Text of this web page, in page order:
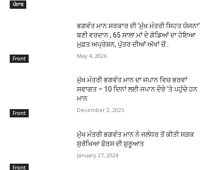
ਪੰਜਾਬ
Front
ਭਗਵੰਤ ਮਾਨ ਸਰਕਾਰ ਦੀ ‘ਮੁੱਖ ਮੰਤਰੀ ਸਿਹਤ ਯੋਜਨਾ’
ਬਣੀ ਵਰਦਾਨ ; 65 ਸਾਲਾ ਮਾਂ ਦੇ ਗੋਡਿਆਂ ਦਾ ਹੋਇਆ
ਮੁਫ਼ਤ ਅਪ੍ਰੇਸ਼ਨ, ਪੁੱਤਰ ਦੀਆਂ ਅੱਖਾਂ ਚੋਂ...
May 4, 2026
Front
ਮੁੱਖ ਮੰਤਰੀ ਭਗਵੰਤ ਮਾਨ ਦਾ ਜਪਾਨ ਵਿਚ ਭਰਵਾਂ
ਸਵਾਗਤ – 10 ਦਿਨਾਂ ਲਈ ਜਪਾਨ ਦੌਰੇ ’ਤੇ ਪਹੁੰਚੇ ਹਨ
ਮਾਨ
December 2, 2025
Front
ਮੁੱਖ ਮੰਤਰੀ ਭਗਵੰਤ ਮਾਨ ਨੇ ਜਲੰਧਰ ਤੋਂ ਕੀਤੀ ਸੜਕ
ਸੁਰੱਖਿਆ ਫੋਰਸ ਦੀ ਸ਼ੁਰੂਆਤ
January 27, 2024